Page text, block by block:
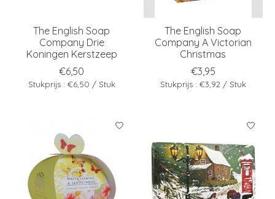
The English Soap
Company Drie
Koningen Kerstzeep
€6,50
Stukprijs : €6,50 / Stuk
The English Soap
Company A Victorian
Christmas
€3,95
Stukprijs : €3,92 / Stuk